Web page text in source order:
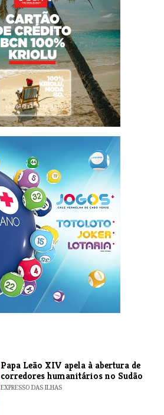
​Papa Leão XIV apela à abertura de
corredores humanitários no Sudão
EXPRESSO DAS ILHAS